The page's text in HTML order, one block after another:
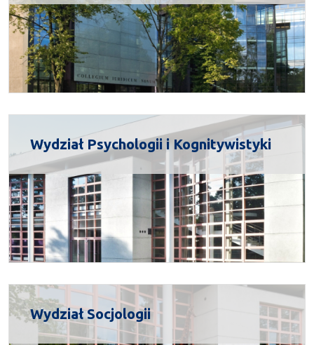
Wydział Psychologii i Kognitywistyki
Wydział Socjologii